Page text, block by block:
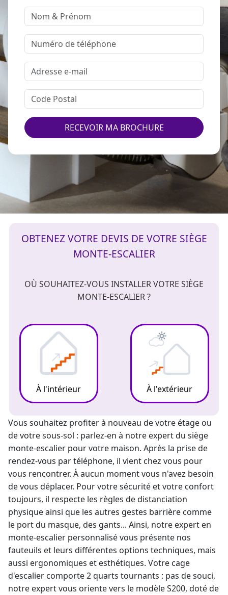
RECEVOIR MA BROCHURE
OBTENEZ VOTRE DEVIS DE VOTRE SIÈGE
MONTE-ESCALIER
OÙ SOUHAITEZ-VOUS INSTALLER VOTRE SIÈGE
MONTE-ESCALIER ?
À l'intérieur À l'extérieur
Vous souhaitez profiter à nouveau de votre étage ou
de votre sous-sol : parlez-en à notre expert du siège
monte-escalier pour votre maison. Après la prise de
rendez-vous par téléphone, il vient chez vous pour
vous rencontrer. À aucun moment vous n'avez besoin
de vous déplacer. Pour votre sécurité et votre confort
toujours, il respecte les règles de distanciation
physique ainsi que les autres gestes barrière comme
le port du masque, des gants... Ainsi, notre expert en
monte-escalier personnalisé vous présente nos
fauteuils et leurs différentes options techniques, mais
aussi ergonomiques et esthétiques. Votre cage
d'escalier comporte 2 quarts tournants : pas de souci,
notre expert vous oriente vers le modèle S200, doté de